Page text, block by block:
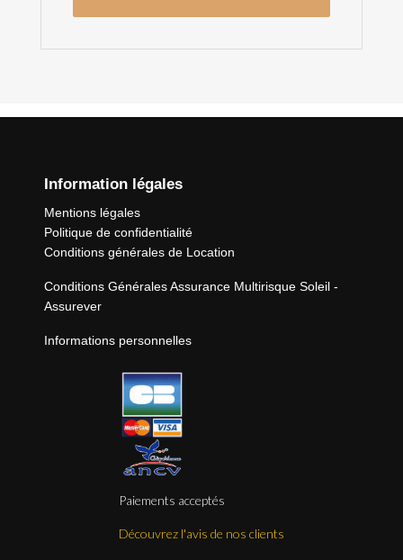
Information légales
Mentions légales
Politique de confidentialité
Conditions générales de Location
Conditions Générales Assurance Multirisque Soleil -
Assurever
Informations personnelles
Paiements acceptés
Découvrez l'avis de nos clients